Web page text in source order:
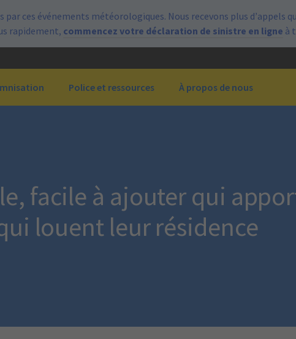
ces événements météorologiques. Nous recevons plus d’appels
rapidement, commencez votre déclaration de sinistre en ligne à
Police et ressources À propos de nous
facile à ajouter qui
louent leur résidence